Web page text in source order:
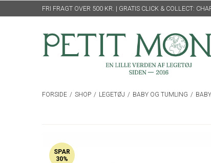
FRI FRAGT OVER 500 KR. | GRATIS CLICK & COLLECT:
FORSIDE / SHOP / LEGETØJ / BABY OG TUMLING / BABY
SPAR
30%